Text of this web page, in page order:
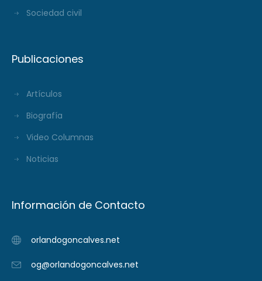
Sociedad civil
Publicaciones
Artículos
Biografía
Video Columnas
Noticias
Información de Contacto
orlandogoncalves.net
og@orlandogoncalves.net